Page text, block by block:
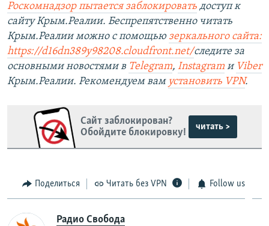
Роскомнадзор пытается заблокировать доступ к
сайту Крым.Реалии. Беспрепятственно читать
Крым.Реалии можно с помощью зеркального сайта:
https://d16dn389y98208.cloudfront.net/следите за
основными новостями в Telegram, Instagram и Viber
Крым.Реалии. Рекомендуем вам установить VPN.
Сайт заблокирован?
Обойдите блокировку!
читать >
Поделиться Читать без VPN Follow us
Радио Свобода